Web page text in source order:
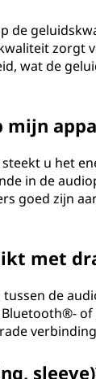
de
zorgt
wat de
mijn
u het
in de
goed zijn
met
de
of